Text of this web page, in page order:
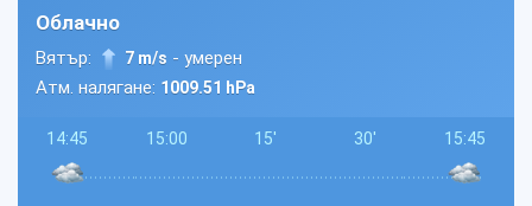
Облачно
Вятър: 7 m/s - умерен
Атм. налягане: 1009.51 hPa
14:45 15:00 15' 30' 15:45